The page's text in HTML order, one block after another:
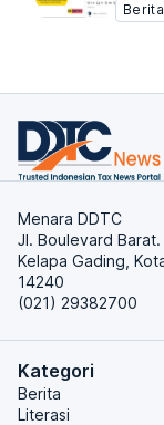
Berita
Menara DDTC
Jl. Boulevard Barat.
Kelapa Gading,
14240
(021) 29382700
Kategori
Berita
Literasi